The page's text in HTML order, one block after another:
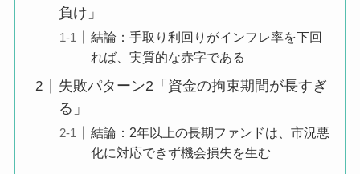
負け」
結論：手取り利回りがインフレ率を下回
れば、実質的な赤字である
失敗パターン2「資金の拘束期間が長すぎ
る」
結論：2年以上の長期ファンドは、市況悪
化に対応できず機会損失を生む